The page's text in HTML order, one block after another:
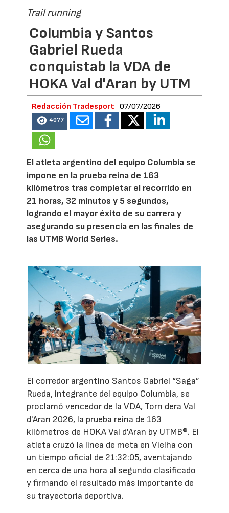
Trail running
Columbia y Santos
Gabriel Rueda
conquistab la VDA de
HOKA Val d'Aran by UTM
Redacción Tradesport 07/07/2026
4077
El atleta argentino del equipo Columbia se
impone en la prueba reina de 163
kilómetros tras completar el recorrido en
21 horas, 32 minutos y 5 segundos,
logrando el mayor éxito de su carrera y
asegurando su presencia en las finales de
las UTMB World Series.
El corredor argentino Santos Gabriel “Saga”
Rueda, integrante del equipo Columbia, se
proclamó vencedor de la VDA, Torn dera Val
d'Aran 2026, la prueba reina de 163
kilómetros de HOKA Val d'Aran by UTMB®. El
atleta cruzó la línea de meta en Vielha con
un tiempo oficial de 21:32:05, aventajando
en cerca de una hora al segundo clasificado
y firmando el resultado más importante de
su trayectoria deportiva.